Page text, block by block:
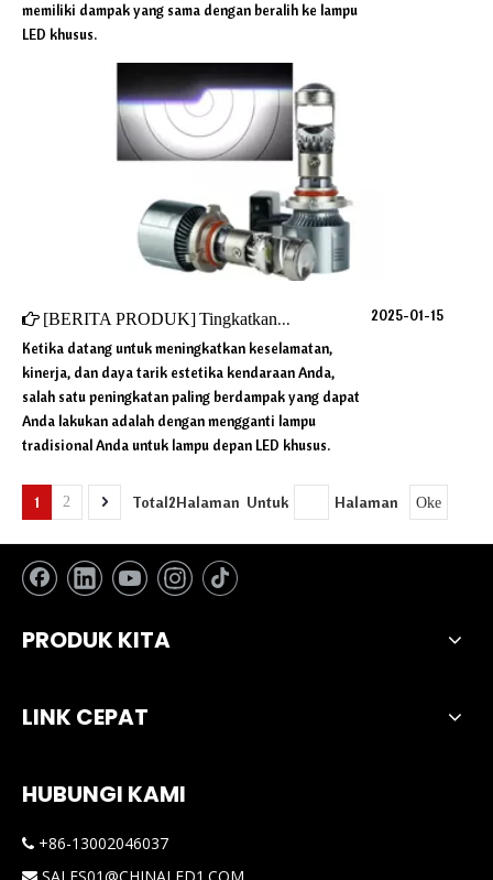
memiliki dampak yang sama dengan beralih ke lampu
LED khusus.
[BERITA PRODUK]Tingkatkan visibilitas mobil Anda dengan lampu LED khusus: lebih cerah, lebih aman, dan tahan lama
Ketika datang untuk meningkatkan keselamatan,
kinerja, dan daya tarik estetika kendaraan Anda,
salah satu peningkatan paling berdampak yang dapat
Anda lakukan adalah dengan mengganti lampu
tradisional Anda untuk lampu depan LED khusus.
2025-01-15
1 2 Total2Halaman Untuk Halaman Oke
PRODUK KITA
LINK CEPAT
HUBUNGI KAMI
 +86-13002046037
